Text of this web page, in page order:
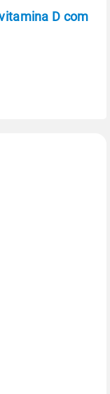
D com